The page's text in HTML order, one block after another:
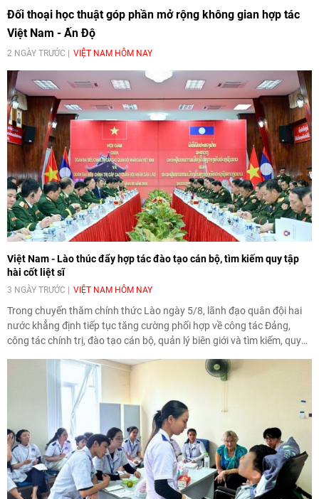
Đối thoại học thuật góp phần mở rộng không gian hợp tác
Việt Nam - Ấn Độ
2 NGÀY TRƯỚC VIỆT NAM HÔM NAY
Việt Nam - Lào thúc đẩy hợp tác đào tạo cán bộ, tìm kiếm quy tập
hài cốt liệt sĩ
3 NGÀY TRƯỚC VIỆT NAM HÔM NAY
Trong chuyến thăm chính thức Lào ngày 5/8, lãnh đạo quân đội hai
nước khẳng định tiếp tục tăng cường phối hợp về công tác Đảng,
công tác chính trị, đào tạo cán bộ, quản lý biên giới và tìm kiếm, quy
biệt Việt Nam - Lào.